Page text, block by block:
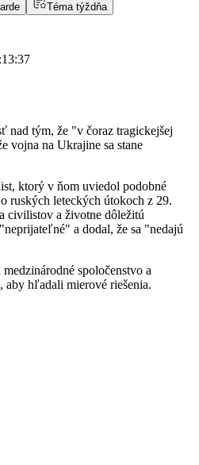
Téma týždňa
nad tým, že "v čoraz tragickejšej
vojna na Ukrajine sa stane
ktorý v ňom uviedol podobné
ruských leteckých útokoch z 29.
civilistov a životne dôležitú
a dodal, že sa "nedajú
spoločenstvo a
hľadali mierové riešenia.